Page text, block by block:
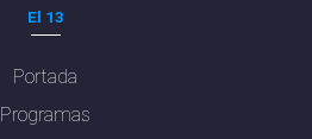
El 13
Portada
Programas